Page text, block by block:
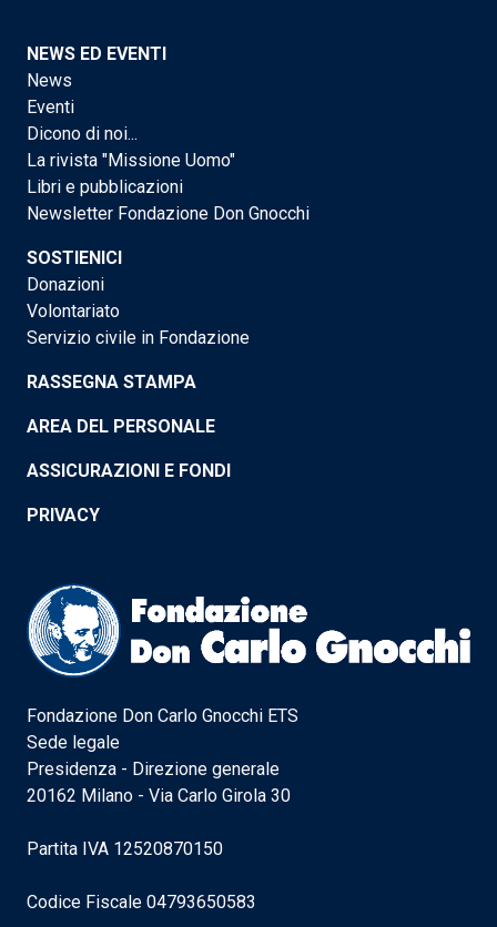
NEWS ED EVENTI
News
Eventi
Dicono di noi...
La rivista "Missione Uomo"
Libri e pubblicazioni
Newsletter Fondazione Don Gnocchi
SOSTIENICI
Donazioni
Volontariato
Servizio civile in Fondazione
RASSEGNA STAMPA
AREA DEL PERSONALE
ASSICURAZIONI E FONDI
PRIVACY
Fondazione Don Carlo Gnocchi ETS
Sede legale
Presidenza - Direzione generale
20162 Milano - Via Carlo Girola 30
Partita IVA 12520870150
Codice Fiscale 04793650583